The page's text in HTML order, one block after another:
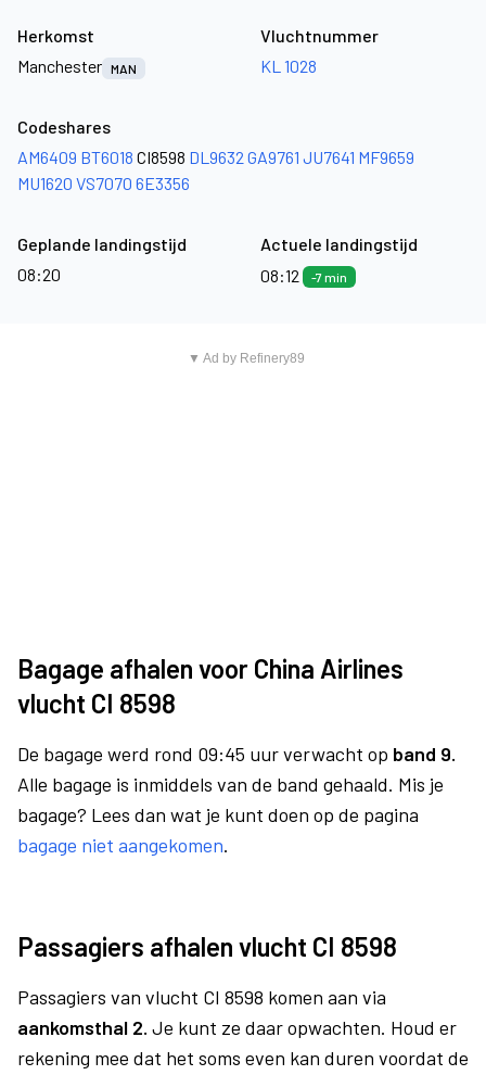
Herkomst
Manchester MAN
Vluchtnummer
KL 1028
Codeshares
AM6409 BT6018 CI8598 DL9632 GA9761 JU7641 MF9659
MU1620 VS7070 6E3356
Geplande landingstijd
08:20
Actuele landingstijd
08:12
-7 min
▼ Ad by Refinery89
Bagage afhalen voor China Airlines
vlucht CI 8598
De bagage werd rond 09:45 uur verwacht op band 9.
Alle bagage is inmiddels van de band gehaald. Mis je
bagage? Lees dan wat je kunt doen op de pagina
bagage niet aangekomen.
Passagiers afhalen vlucht CI 8598
Passagiers van vlucht CI 8598 komen aan via
aankomsthal 2. Je kunt ze daar opwachten. Houd er
rekening mee dat het soms even kan duren voordat de